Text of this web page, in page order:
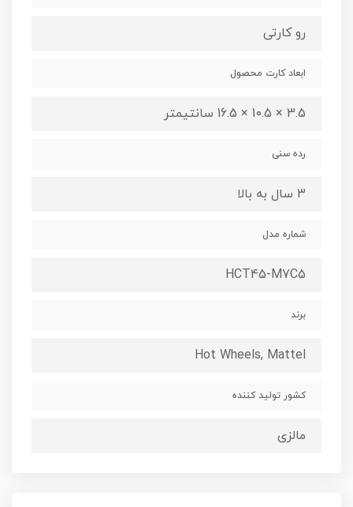
رو کارتی
ابعاد کارت محصول
3.5 × 10.5 × 16.5 سانتیمتر
رده سنی
3 سال به بالا
شماره مدل
HCT45-M7C5
برند
Hot Wheels, Mattel
کشور تولید کننده
مالزی